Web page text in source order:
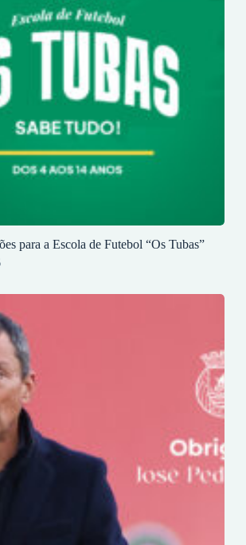
para a Escola de Futebol “Os Tubas”